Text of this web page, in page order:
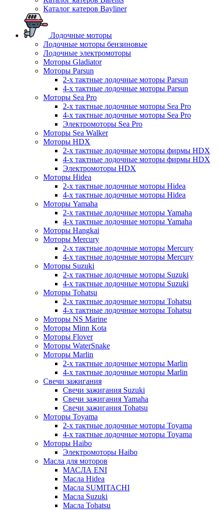
Каталог катеров Bayliner
Лодочные моторы
Лодочные моторы бензиновые
Лодочные электромоторы
Моторы Gladiator
Моторы Parsun
2-х тактные лодочные моторы Parsun
4-х тактные лодочные моторы Parsun
Моторы Sea Pro
2-х тактные лодочные моторы Sea Pro
4-х тактные лодочные моторы Sea Pro
Электромоторы Sea Pro
Моторы Sea Walker
Моторы HDX
2-х тактные лодочные моторы фирмы HDX
4-х тактные лодочные моторы фирмы HDX
Электромоторы HDX
Моторы Hidea
2-х тактные лодочные моторы Hidea
4-х тактные лодочные моторы Hidea
Моторы Yamaha
2-х тактные лодочные моторы Yamaha
4-х тактные лодочные моторы Yamaha
Моторы Hangkai
Моторы Mercury
2-х тактные лодочные моторы Mercury
4-х тактные лодочные моторы Mercury
Моторы Suzuki
2-х тактные лодочные моторы Suzuki
4-х тактные лодочные моторы Suzuki
Моторы Tohatsu
2-х тактные лодочные моторы Tohatsu
4-х тактные лодочные моторы Tohatsu
Моторы NS Marine
Моторы Minn Kota
Моторы Flover
Моторы WaterSnake
Моторы Marlin
2-х тактные лодочные моторы Marlin
4-х тактные лодочные моторы Marlin
Свечи зажигания
Свечи зажигания Suzuki
Свечи зажигания Yamaha
Свечи зажигания Tohatsu
Моторы Toyama
2-х тактные лодочные моторы Toyama
4-х тактные лодочные моторы Toyama
Моторы Haibo
Электромоторы Haibo
Масла для моторов
МАСЛА ENI
Масла Hidea
Масла SUMITACHI
Масла Suzuki
Масла Tohatsu